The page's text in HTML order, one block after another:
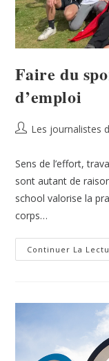
Faire du
d’emploi
Les journalistes
Sens de l’effort,
sont autant de
school valorise la
corps…
Continuer La